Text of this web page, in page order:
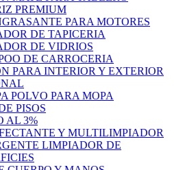
PREMIUM
PARA MOTORES
DE TAPICERIA
DE VIDRIOS
DE CARROCERIA
PARA INTERIOR Y EXTERIOR
POLVO PARA MOPA
PISOS
AL 3%
Y MULTILIMPIADOR
LIMPIADOR DE